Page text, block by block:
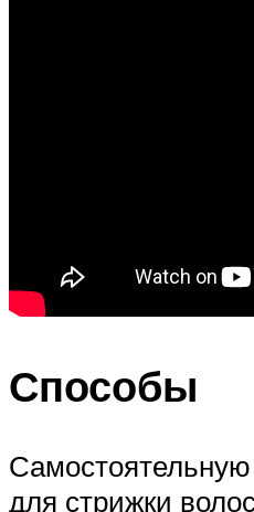
Способы
для стрижки